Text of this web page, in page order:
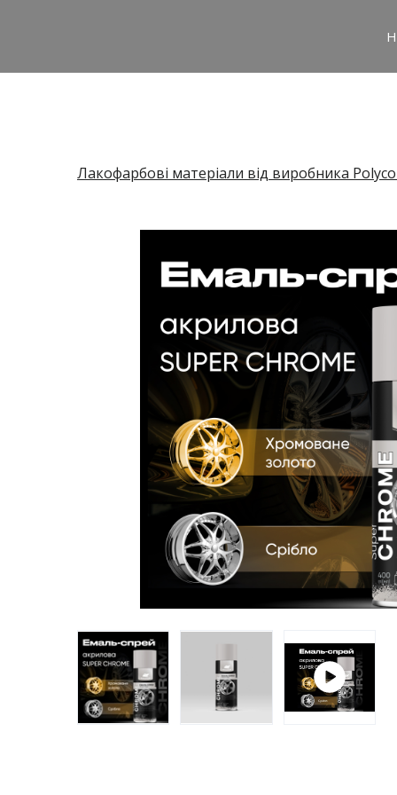
Лакофарбові матеріали від виробника